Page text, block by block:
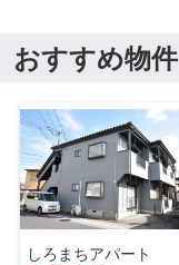
おすすめ物件
しろまちアパート